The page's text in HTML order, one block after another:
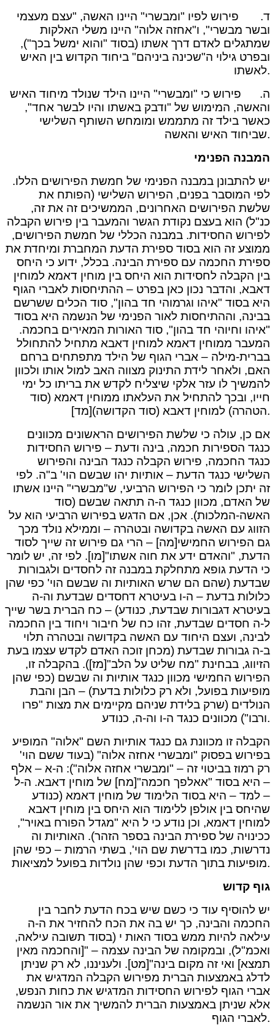
ד. פירוש לפיו "ומבשרי" היינו האשה, "עצם מעצמי
ובשר מבשרי", ו"אחזה אלוה" היינו משלי האלקות
שמתגלים לאדם דרך אשתו (בסוד "והוא ימשל בכך"),
ובפרט גילוי ה"שכינה ביניהם" ביחוד הקדוש בין האיש
לאשתו.
ה. פירוש כי "ומבשרי" היינו הילד שנולד מיחוד האיש
והאשה, המימוש של "ודבק באשתו והיו לבשר אחד",
כאשר בילד זה מתממש ומומחש השותף השלישי
שביחוד האיש והאשה.
המבנה הפנימי
יש להתבונן במבנה הפנימי של חמשת הפירושים הללו.
לפי המוסבר בפנים, הפירוש השלישי (הפותח את
שלשת הפירושים האחרונים, הממשיכים זה את זה,
כנ"ל) הוא בעצם נקודת הגשר והמעבר בין פירוש הקבלה
לפירוש החסידות. במבנה הכללי של חמשת הפירושים,
ממוצע זה הוא בסוד ספירת הדעת המחברת ומיחדת את
ספירת החכמה עם ספירת הבינה. בכלל, ידוע כי היחס
בין הקבלה לחסידות הוא היחס בין מוחין דאמא למוחין
דאבא, והדבר נכון כאן בפרט – ההתיחסות לאברי הגוף
היא בסוד "איהו וגרמוהי חד בהון", סוד הכלים ששרשם
בבינה, וההתיחסות לאור הפנימי של הנשמה היא בסוד
"איהו וחיוהי חד בהון", סוד האורות המאירים בחכמה.
המעבר ממוחין דאמא למוחין דאבא מתחיל להתחולל
בברית-מילה – אברי הגוף של הילד מתפתחים ברחם
האם, ולאחר לידת התינוק מצווה האב למול אותו ולכוון
להמשיך לו עזר אלקי שיצליח לקדש את בריתו כל ימי
חייו, ובכך להתחיל את העלאתו ממוחין דאמא (סוד
הטהרה) למוחין דאבא (סוד הקדושה)[מד].
אם כן, עולה כי שלשת הפירושים הראשונים מכוונים
כנגד הספירות חכמה, בינה ודעת – פירוש החסידות
כנגד החכמה, פירוש הקבלה כנגד הבינה והפירוש
השלישי כנגד הדעת – אותיות יהו שבשם הוי' ב"ה. לפי
זה יתכן לומר כי הפירוש הרביעי, ש"מבשרי" היינו אשתו
של האדם, מכוון כנגד ה-ה תתאה שבשם (סוד
האשה-המלכות). אכן, אם הדגש בפירוש הרביעי הוא על
הזווג עם האשה בקדושה ובטהרה – וממילא נולד מכך
גם הפירוש החמישי[מה] – הרי גם פירוש זה שייך לסוד
הדעת, "והאדם ידע את חוה אשתו"[מו]. לפי זה, יש לומר
כי הדעת גופא מתחלקת במבנה זה לחסדים ולגבורות
שבדעת (שהם הם שרש האותיות וה שבשם הוי' כפי שהן
כלולות בדעת – ה-ו בעיטרא דחסדים שבדעת וה-ה
בעיטרא דגבורות שבדעת, כנודע) – כח הברית בשר שייך
ל-ה חסדים שבדעת, זהו כח של חיבור ויחוד בין החכמה
לבינה, ועצם היחוד עם האשה בקדושה ובטהרה תלוי
ב-ה גבורות שבדעת (מכחן זוכה האדם לקדש עצמו בעת
הזיווג, בבחינת "מח שליט על הלב"[מז]). בהקבלה זו,
הפירוש החמישי מכוון כנגד אותיות וה שבשם (כפי שהן
מופיעות בפועל, ולא רק כלולות בדעת) – הבן והבת
הנולדים (שרק בלידת שניהם מקיימים את מצות "פרו
ורבו") מכוונים כנגד ה-ו וה-ה, כנודע.
הקבלה זו מכוונת גם כנגד אותיות השם "אלוה" המופיע
בפירוש בפסוק "ומבשרי אחזה אלוה" (בעוד ששם הוי'
רק רמוז בביטוי זה – "ומבשרי אחזה אלוה"): ה-א – אלף
– היא בסוד "אאלפך חכמה"[מח] של מוחין דאבא. ה-ל
– למד – היא בסוד הלימוד של מוחין דאמא (כנודע
שהיחס בין אולפן ללימוד הוא היחס בין מוחין דאבא
למוחין דאמא, וכן נודע כי ל היא "מגדל הפורח באויר",
ככינויה של ספירת הבינה בספר הזהר). האותיות וה
נדרשות, כמו בדרשת שם הוי', בשתי הרמות – כפי שהן
מופיעות בתוך הדעת וכפי שהן נולדות בפועל למציאות.
גוף קדוש
יש להוסיף עוד כי כשם שיש בכח הדעת לחבר בין
החכמה והבינה, כך יש בה את הכח להחזיר את ה-ה
עילאה להיות ממש בסוד האות י (בסוד תשובה עילאה,
ואכמ"ל), ובמקומה של הבינה עצמה – "[והחכמה מאין
תמצא] ואי זה מקום בינה"[מט]. ולעניננו, לא רק שניתן
לדלג באמצעות הברית מפירוש הקבלה המדגיש את
אברי הגוף לפירוש החסידות המדגיש את כחות הנפש,
אלא שניתן באמצעות הברית להמשיך את אור הנשמה
לאברי הגוף.